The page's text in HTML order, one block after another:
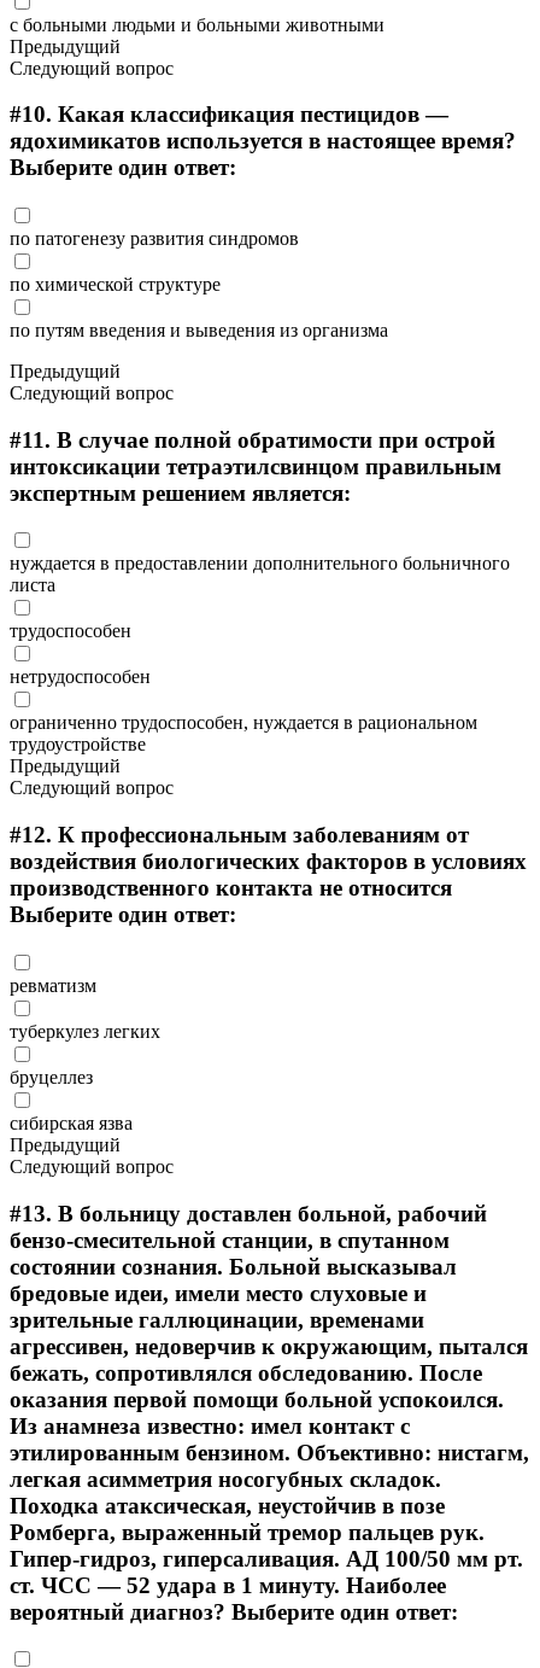
с больными людьми и больными животными
Предыдущий
Следующий вопрос
#10. Какая классификация пестицидов —
ядохимикатов используется в настоящее время?
Выберите один ответ:
по патогенезу развития синдромов
по химической структуре
по путям введения и выведения из организма
Предыдущий
Следующий вопрос
#11. В случае полной обратимости при острой
интоксикации тетраэтилсвинцом правильным
экспертным решением является:
нуждается в предоставлении дополнительного больничного
листа
трудоспособен
нетрудоспособен
ограниченно трудоспособен, нуждается в рациональном
трудоустройстве
Предыдущий
Следующий вопрос
#12. К профессиональным заболеваниям от
воздействия биологических факторов в условиях
производственного контакта не относится
Выберите один ответ:
ревматизм
туберкулез легких
бруцеллез
сибирская язва
Предыдущий
Следующий вопрос
#13. В больницу доставлен больной, рабочий
бензо-смесительной станции, в спутанном
состоянии сознания. Больной высказывал
бредовые идеи, имели место слуховые и
зрительные галлюцинации, временами
агрессивен, недоверчив к окружающим, пытался
бежать, сопротивлялся обследованию. После
оказания первой помощи больной успокоился.
Из анамнеза известно: имел контакт с
этилированным бензином. Объективно: нистагм,
легкая асимметрия носогубных складок.
Походка атаксическая, неустойчив в позе
Ромберга, выраженный тремор пальцев рук.
Гипер-гидроз, гиперсаливация. АД 100/50 мм рт.
ст. ЧСС — 52 удара в 1 минуту. Наиболее
вероятный диагноз? Выберите один ответ: